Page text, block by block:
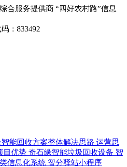
合服务提供商 “四好农村路”信息
：833492
能回收方案整体解决思路 运营思
目优势 奇石缘智能垃圾回收设备 智
信息化系统 智分驿站小程序